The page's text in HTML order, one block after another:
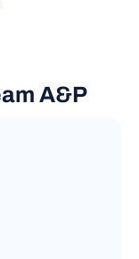
A&P